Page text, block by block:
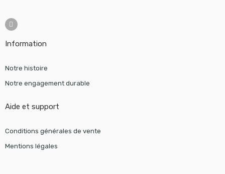
Information
Notre histoire
Notre engagement durable
Aide et support
Conditions générales de vente
Mentions légales